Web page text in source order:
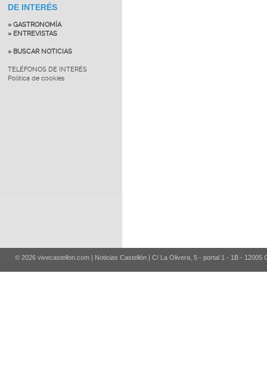
DE INTERÉS
» GASTRONOMÍA
» ENTREVISTAS
» BUSCAR NOTICIAS
TELÉFONOS DE INTERÉS
Política de cookies
© 2026 vivecastellon.com | Noticias Castellón | C/ La Olivera, 5 - portal 1 - 1B - 12005